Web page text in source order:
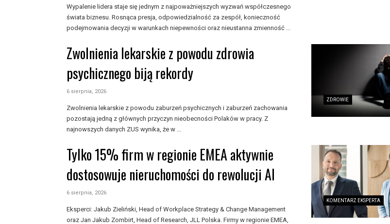
Wypalenie lidera staje się jednym z najpoważniejszych wyzwań współczesnego
świata biznesu. Rosnąca presja, odpowiedzialność za zespół, konieczność
podejmowania decyzji w warunkach niepewności oraz nieustanna zmienność ...
ZDROWIE
Zwolnienia lekarskie z powodu zdrowia
psychicznego biją rekordy
6 sierpnia, 2026
Zwolnienia lekarskie z powodu zaburzeń psychicznych i zaburzeń zachowania
pozostają jedną z głównych przyczyn nieobecności Polaków w pracy. Z
najnowszych danych ZUS wynika, że w ...
KOMENTARZ EKSPERTA
Tylko 15% firm w regionie EMEA aktywnie
dostosowuje nieruchomości do rewolucji AI
6 sierpnia, 2026
Eksperci: Jakub Zieliński, Head of Workplace Strategy & Change Management
oraz Jan Jakub Zombirt, Head of Research, JLL Polska. Firmy w regionie EMEA,